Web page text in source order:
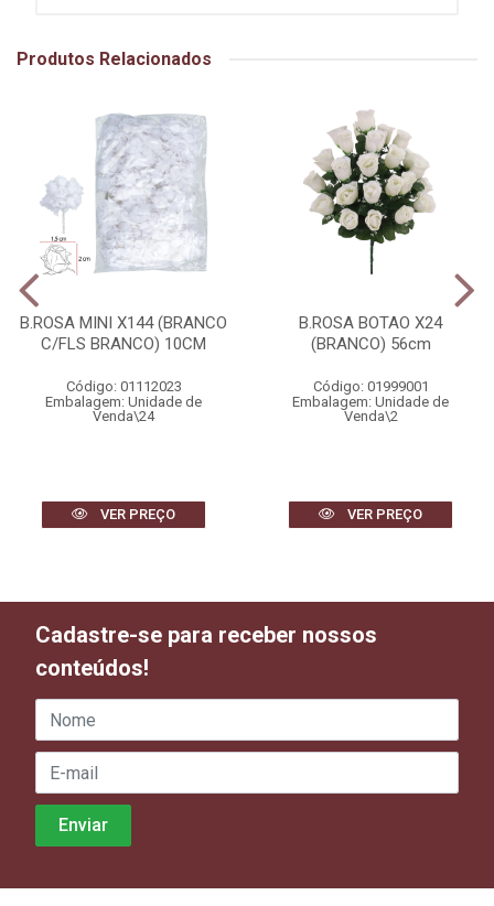
Produtos Relacionados
B.ROSA MINI X144 (BRANCO
C/FLS BRANCO) 10CM
Código: 01112023
Embalagem: Unidade de
Venda\24
VER PREÇO
B.ROSA BOTAO X24
(BRANCO) 56cm
Código: 01999001
Embalagem: Unidade de
Venda\2
VER PREÇO
Cadastre-se para receber nossos
conteúdos!